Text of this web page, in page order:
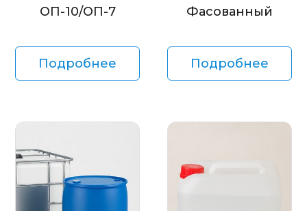
ОП-10/ОП-7
Подробнее
Фасованный
Подробнее